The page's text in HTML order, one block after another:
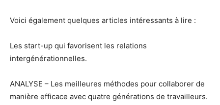
Voici également quelques articles intéressants à lire :
Les start-up qui favorisent les relations
intergénérationnelles.
ANALYSE – Les meilleures méthodes pour collaborer de
manière efficace avec quatre générations de travailleurs.